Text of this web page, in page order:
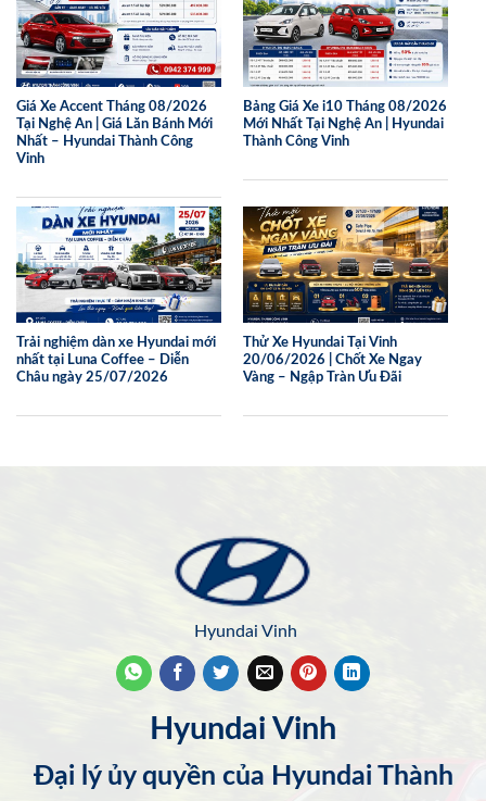
Giá Xe Accent Tháng 08/2026
Tại Nghệ An | Giá Lăn Bánh Mới
Nhất – Hyundai Thành Công
Vinh
Bảng Giá Xe i10 Tháng 08/2026
Mới Nhất Tại Nghệ An | Hyundai
Thành Công Vinh
Trải nghiệm dàn xe Hyundai mới
nhất tại Luna Coffee – Diễn
Châu ngày 25/07/2026
Thử Xe Hyundai Tại Vinh
20/06/2026 | Chốt Xe Ngay
Vàng – Ngập Tràn Ưu Đãi
Hyundai Vinh
Hyundai Vinh
Đại lý ủy quyền của Hyundai Thành